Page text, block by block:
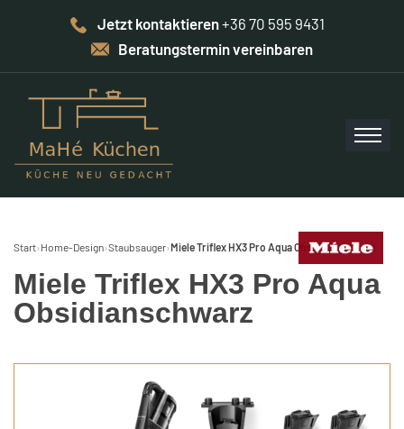
Jetzt kontaktieren+36 70 595 9431
Beratungstermin vereinbaren
Start› Home-Design›Staubsauger›Miele Triflex HX3 Pro Aqua Obsidianschwarz
Miele Triflex HX3 Pro Aqua
Obsidianschwarz